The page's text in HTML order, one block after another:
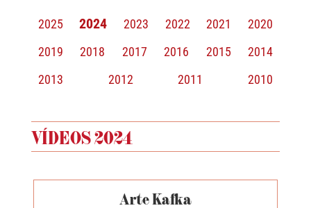
2025 2024 2023 2022 2021
2020
2019
2018 2017 2016 2015
2014
2013
2012 2011 2010
VÍDEOS 2024
Arte Kafka